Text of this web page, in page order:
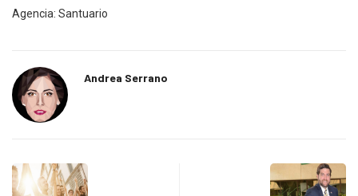
Agencia: Santuario
Andrea Serrano